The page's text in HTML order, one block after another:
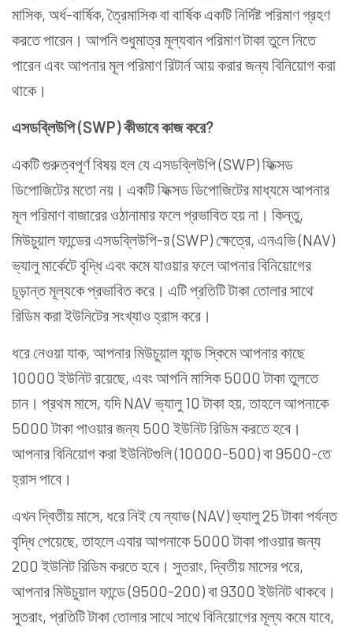
মাসিক, অর্ধ-বার্ষিক, ত্রৈমাসিক বা বার্ষিক একটি নির্দিষ্ট পরিমাণ গ্রহণ
করতে পারেন। আপনি শুধুমাত্র মূল্যবান পরিমাণ টাকা তুলে নিতে
পারেন এবং আপনার মূল পরিমাণ রিটার্ন আয় করার জন্য বিনিয়োগ করা
থাকে।
এসডব্লিউপি (SWP) কীভাবে কাজ করে?
একটি গুরুত্বপূর্ণ বিষয় হল যে এসডব্লিউপি (SWP) ফিক্সড
ডিপোজিটের মতো নয়। একটি ফিক্সড ডিপোজিটের মাধ্যমে আপনার
মূল পরিমাণ বাজারের ওঠানামার ফলে প্রভাবিত হয় না। কিন্তু,
মিউচুয়াল ফান্ডের এসডব্লিউপি-র (SWP) ক্ষেত্রে, এনএভি(NAV)
ভ্যালুমার্কেটে বৃদ্ধি এবং কমে যাওয়ার ফলে আপনার বিনিয়োগের
চূড়ান্ত মূল্যকে প্রভাবিত করে। এটি প্রতিটি টাকা তোলার সাথে
রিডিম করা ইউনিটের সংখ্যাও হ্রাস করে।
ধরে নেওয়া যাক, আপনার মিউচুয়াল ফান্ড স্কিমে আপনার কাছে
10000 ইউনিট রয়েছে, এবং আপনি মাসিক 5000 টাকা তুলতে
চান। প্রথম মাসে, যদি NAV ভ্যালু 10 টাকা হয়, তাহলে আপনাকে
5000 টাকা পাওয়ার জন্য 500 ইউনিট রিডিম করতে হবে।
আপনার বিনিয়োগ করা ইউনিটগুলি (10000-500) বা 9500-তে
হ্রাস পাবে।
এখন দ্বিতীয় মাসে, ধরে নিই যে ন্যাভ (NAV) ভ্যালু 25 টাকা পর্যন্ত
বৃদ্ধি পেয়েছে, তাহলে এবার আপনাকে 5000 টাকা পাওয়ার জন্য
200 ইউনিট রিডিম করতে হবে। সুতরাং, দ্বিতীয় মাসের পরে,
আপনার মিউচুয়াল ফান্ডে (9500-200) বা 9300 ইউনিট থাকবে।
সুতরাং, প্রতিটি টাকা তোলার সাথে সাথে বিনিয়োগের মূল্য কমে যাবে,